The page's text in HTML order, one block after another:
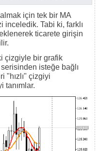
için tek bir MA
inceledik. Tabi ki, farklı
ticarete girişin
çizgiyle bir grafik
isteğe bağlı
"hızlı" çizgiyi
tanımlar.